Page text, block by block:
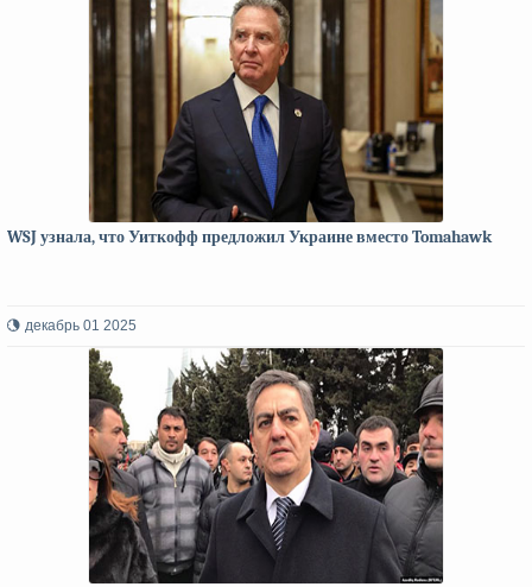
WSJ узнала, что Уиткофф предложил Украине вместо Tomahawk
декабрь 01 2025